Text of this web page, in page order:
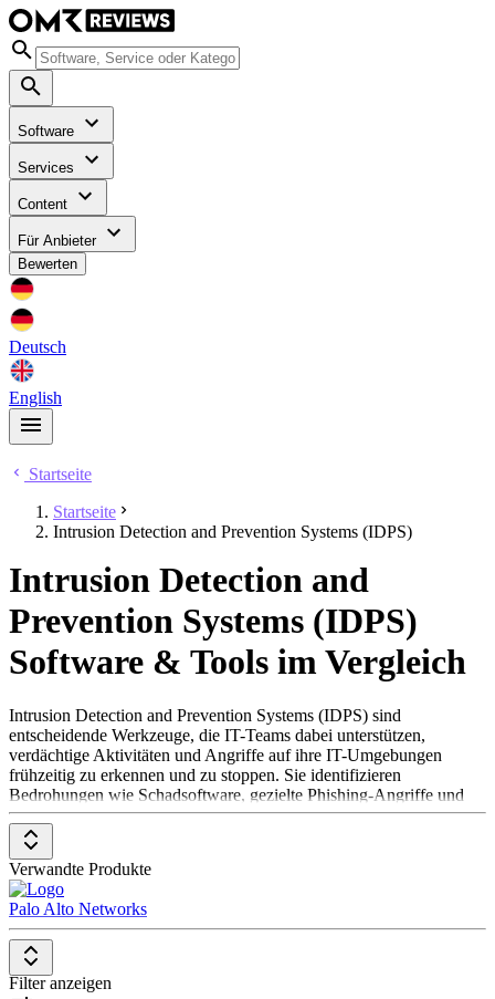
Software
Services
Content
Für Anbieter
Bewerten
Deutsch
English
Startseite
Startseite
Intrusion Detection and Prevention Systems (IDPS)
Intrusion Detection and
Prevention Systems (IDPS)
Software & Tools im Vergleich
Intrusion Detection and Prevention Systems (IDPS) sind
entscheidende Werkzeuge, die IT-Teams dabei unterstützen,
verdächtige Aktivitäten und Angriffe auf ihre IT-Umgebungen
frühzeitig zu erkennen und zu stoppen. Sie identifizieren
Bedrohungen wie Schadsoftware, gezielte Phishing-Angriffe und
andere internetbasierte Gefahren. Zudem bieten sie präventive
Schutzfunktionen, die helfen, interne Sicherheitsrisiken oder
potenziell kompromittierte Systeme rechtzeitig zu entschärfen.
IDPS-Lösungen überwachen Netzwerke auf ungewöhnliche
Aktivitäten und Sicherheitslücken, die Unternehmen anfällig für
Cyberangriffe machen könnten. Organisationen implementieren
solche Systeme, um ihre sensiblen Daten zu schützen und die
Stabilität ihrer IT-Infrastruktur sicherzustellen.
Verwandte Produkte
Palo Alto Networks
Filter anzeigen